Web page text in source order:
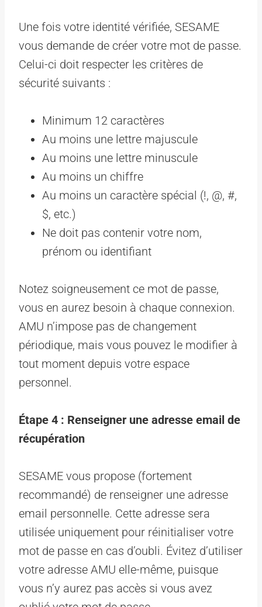
Une fois votre identité vérifiée, SESAME
vous demande de créer votre mot de passe.
Celui-ci doit respecter les critères de
sécurité suivants :
Minimum 12 caractères
Au moins une lettre majuscule
Au moins une lettre minuscule
Au moins un chiffre
Au moins un caractère spécial (!, @, #,
$, etc.)
Ne doit pas contenir votre nom,
prénom ou identifiant
Notez soigneusement ce mot de passe,
vous en aurez besoin à chaque connexion.
AMU n’impose pas de changement
périodique, mais vous pouvez le modifier à
tout moment depuis votre espace
personnel.
Étape 4 : Renseigner une adresse email de
récupération
SESAME vous propose (fortement
recommandé) de renseigner une adresse
email personnelle. Cette adresse sera
utilisée uniquement pour réinitialiser votre
mot de passe en cas d’oubli. Évitez d’utiliser
votre adresse AMU elle-même, puisque
vous n’y aurez pas accès si vous avez